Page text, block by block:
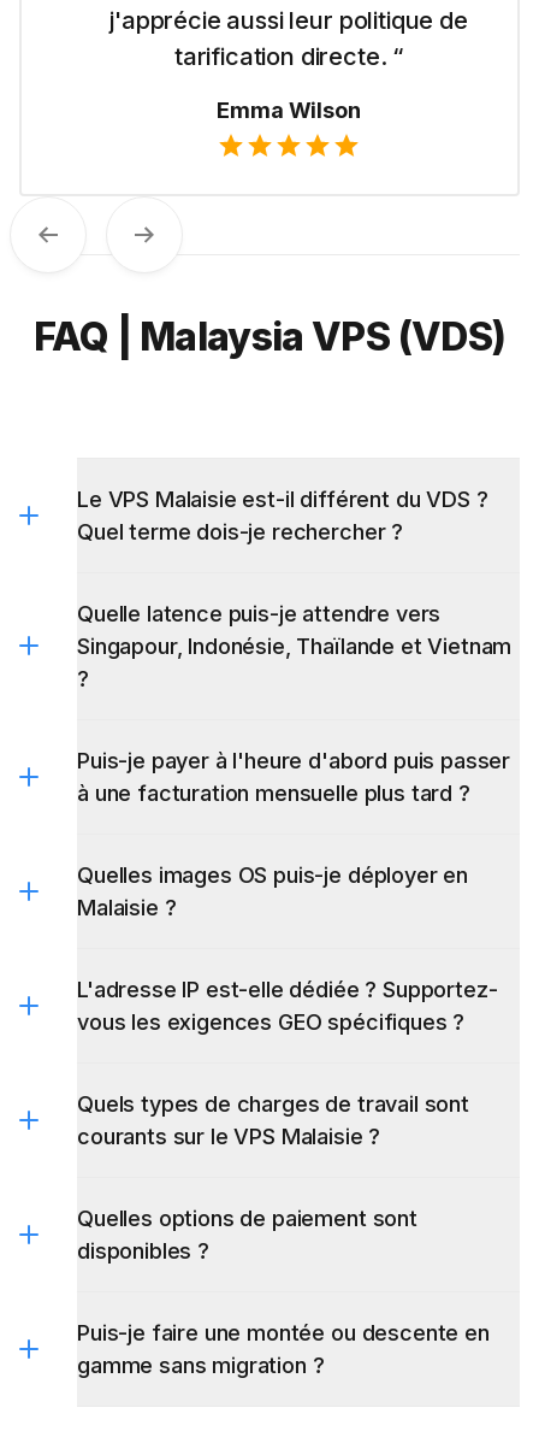
j'apprécie aussi leur politique de
tarification directe. “
Emma Wilson
Previous Next
FAQ | Malaysia VPS (VDS)
Le VPS Malaisie est-il différent du VDS ?
Quel terme dois-je rechercher ?
Quelle latence puis-je attendre vers
Singapour, Indonésie, Thaïlande et Vietnam
?
Puis-je payer à l'heure d'abord puis passer
à une facturation mensuelle plus tard ?
Quelles images OS puis-je déployer en
Malaisie ?
L'adresse IP est-elle dédiée ? Supportez-
vous les exigences GEO spécifiques ?
Quels types de charges de travail sont
courants sur le VPS Malaisie ?
Quelles options de paiement sont
disponibles ?
Puis-je faire une montée ou descente en
gamme sans migration ?